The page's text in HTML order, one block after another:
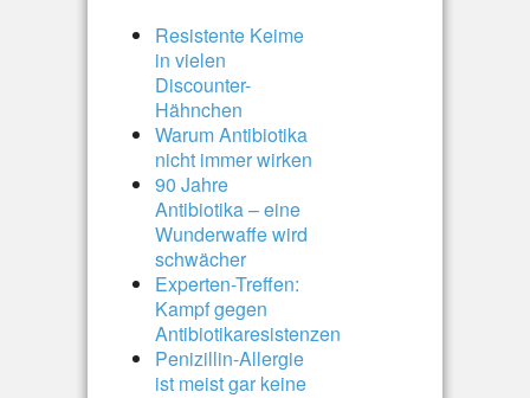
Resistente Keime
in vielen
Discounter-
Hähnchen
Warum Antibiotika
nicht immer wirken
90 Jahre
Antibiotika – eine
Wunderwaffe wird
schwächer
Experten-Treffen:
Kampf gegen
Antibiotikaresistenzen
Penizillin-Allergie
ist meist gar keine